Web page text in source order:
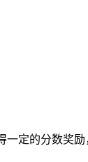
定的分数奖